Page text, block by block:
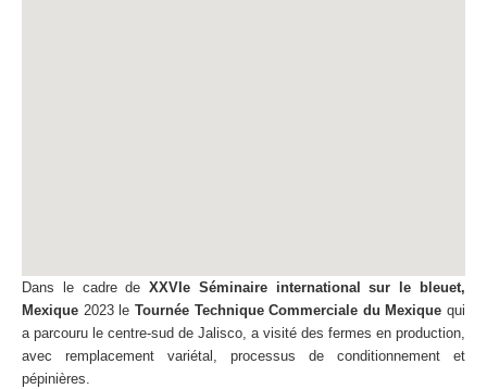
Dans le cadre deXXVIe Séminaire international sur le bleuet,
Mexique 2023 le Tournée Technique Commerciale du Mexique qui
a parcouru le centre-sud de Jalisco, a visité des fermes en production,
avec remplacement variétal, processus de conditionnement et
pépinières.